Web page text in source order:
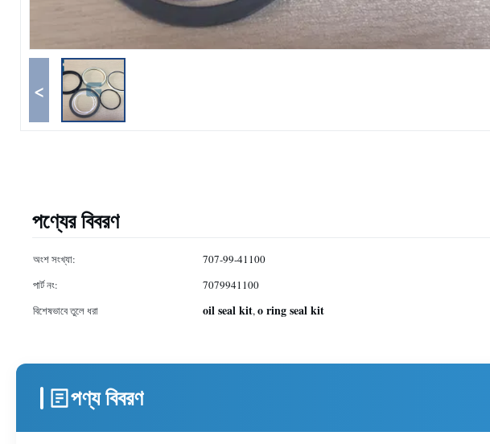
<
পণ্যের বিবরণ
অংশ সংখ্যা: 707-99-41100
পার্ট নং:
7079941100
বিশেষভাবে তুলে ধরা
oil seal kit,o ring seal kit
পণ্য বিবরণ